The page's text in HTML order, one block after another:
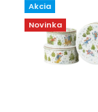
Akcia
Novinka